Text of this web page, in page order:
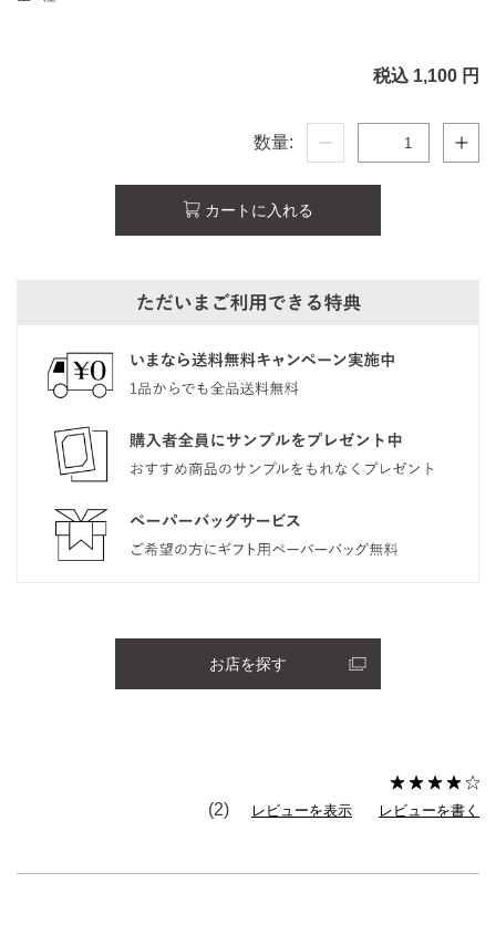
税込 1,100 円
数量:
カートに入れる
お店を探す
(2) レビューを表示 レビューを書く